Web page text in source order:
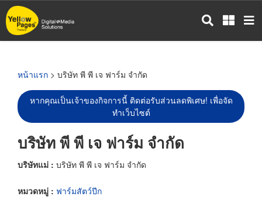
ข้าม
ไป
หน้าแรก > บริษัท พี พี เจ ฟาร์ม จำกัด
หากคุณเป็นเจ้าของกิจการนี้ ติดต่อรับส่วนลดพิเศษ! เพื่อจัด
ทำเว็บไซต์
บริษัท พี พี เจ ฟาร์ม จำกัด
บริษัทแม่ : บริษัท พี พี เจ ฟาร์ม จำกัด
หมวดหมู่ : ฟาร์มสัตว์ปีก